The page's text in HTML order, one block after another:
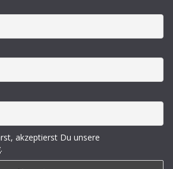
akzeptierst Du unsere